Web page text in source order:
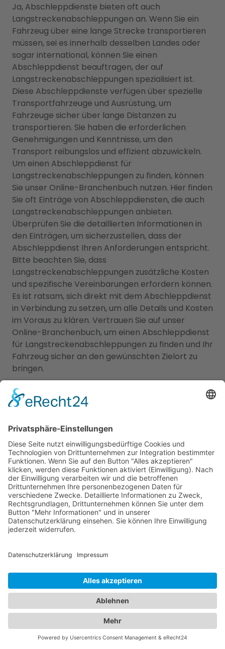
Ja, Abschleppdienste bieten oft auch
Langstreckenabschleppungen an. Wenn Sie ein
Fahrzeug über eine lange Strecke transportieren
müssen, sei es innerhalb desselben Landes oder
sogar international, können Sie einen
Abschleppdienst beauftragen, der auf
Langstreckenabschleppungen spezialisiert ist.
Diese Abschleppdienste verfügen über spezielle
Transportfahrzeuge und Ausrüstung, um
Fahrzeuge sicher über lange Distanzen zu
transportieren. Sie haben die erforderlichen
Genehmigungen und Kenntnisse, um den
Transport reibungslos und effizient abzuwickeln.
Um einen Abschleppdienst für
Langstreckenabschleppungen zu finden, können
Sie unser Online-Branchenbuch nutzen. Hier finden
Sie oft Einträge von Abschleppdiensten, die auch
Langstreckenabschleppungen anbieten.
Überprüfen Sie die detaillierten Informationen in
den Einträgen, um sicherzustellen, dass der
Abschleppdienst Ihren Anforderungen entspricht.
Bitte beachten Sie, dass
Langstreckenabschleppungen zusätzliche Kosten
und spezifische Vereinbarungen erfordern können.
Es ist ratsam, sich direkt mit dem Abschleppdienst
in Verbindung zu setzen, um alle Details und Kosten
im Voraus zu klären. Vertrauen Sie auf unser
Online-Branchenbuch, um einen Abschleppdienst
für Langstreckenabschleppungen zu finden und Ihr
Fahrzeug sicher an den gewünschten Zielort zu
bringen.
Fahrzeugpannen und
Übernachtungen: Die perfekte
Abschleppdiensten und Hotels
In unserem umfangreichen Branchenportal finden
Sie nicht nur alle Informationen zu zuverlässigen
Abschleppdiensten, sondern auch eine
umfassende Auswahl an Hotels für Ihren nächsten
Aufenthalt. Wir möchten sicherstellen, dass Sie
sowohl bei Fahrzeugpannen als auch bei der
Suche nach der idealen Unterkunft bestens
bietet Ihnen detaillierte Informationen zu
verschiedenen Hotels. Entdecken Sie luxuriöse
Hotels, gemütliche Bed & Breakfasts,
budgetfreundliche Unterkünfte und vieles mehr.
Informieren Sie sich über Zimmerkategorien,
Ausstattung, Lage und Preise, um die perfekte
Unterkunft für Ihre Bedürfnisse zu finden.